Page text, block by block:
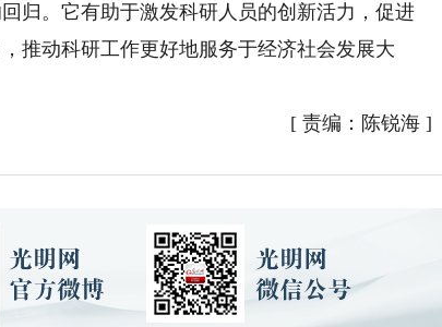
归。它有助于激发科研人员的创新活力，促进
推动科研工作更好地服务于经济社会发展大
[ 责编：陈锐海]